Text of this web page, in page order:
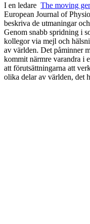
I en ledare The moving
European Journal of
beskriva de utmaningar
Genom snabb spridning i
kollegor via mejl och
av världen. Det påminner
kommit närmre varandra i
att förutsättningarna att
olika delar av världen, det